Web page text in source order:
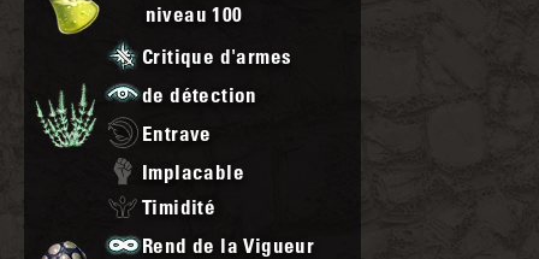
niveau100
Critique d'armes
de détection
Entrave
Implacable
Timidité
Rend de la Vigueur